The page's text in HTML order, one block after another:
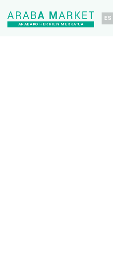
ARABAKO HERRIEN MERKATUA
ES